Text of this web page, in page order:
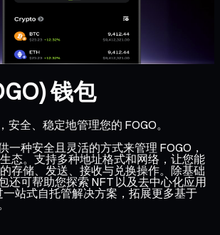
钱包
安全、稳定地管理您的 FOGO。
一种安全且灵活的方式来管理 FOGO，
态。支持多种地址格式和网络，让您能
存储、发送、接收与兑换操作。除基础
还可帮助您探索 NFT 以及去中心化应用
站式自托管解决方案，拓展更多基于